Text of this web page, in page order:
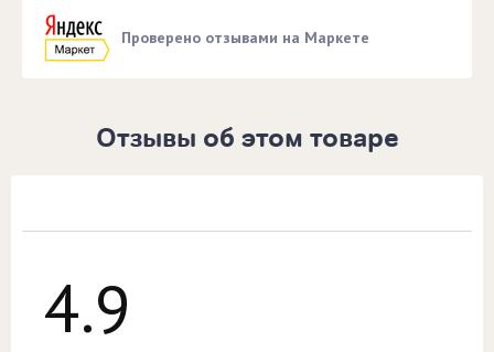
Проверено отзывами на Маркете
Отзывы об этом товаре
4.9